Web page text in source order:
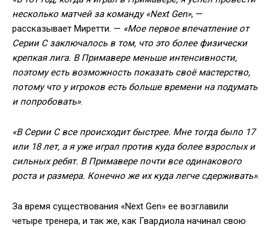
несколько матчей за команду «Next Gen», —
рассказывает Миретти. — «Мое первое впечатление от
Серии С заключалось в том, что это более физически
крепкая лига. В Примавере меньше интенсивности,
поэтому есть возможность показать своё мастерство,
потому что у игроков есть больше времени на подумать
и попробовать».
«В Серии С все происходит быстрее. Мне тогда было 17
или 18 лет, а я уже играл против куда более взрослых и
сильных ребят. В Примавере почти все одинакового
роста и размера. Конечно же их куда легче сдерживать».
За время существования «Next Gen» ее возглавили
четыре тренера, и так же, как Гвардиола начинал свою